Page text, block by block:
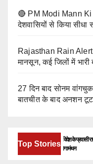
🔴 PM Modi Mann
देशवासियों से किया सीधा
Rajasthan Rain
मानसून, कई जिलों में भारी
27 दिन बाद सोनम
बातचीत के बाद अनशन
Top Stories
बेंगलूरु में जुटेंगे देश-विदेश के प्रवासी
के नए अवसरों पर होगा मंथन